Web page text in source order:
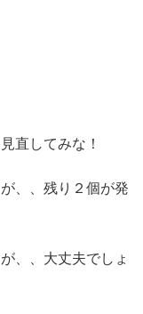
直してみな！
、、残り２個が発
、、大丈夫でしょ